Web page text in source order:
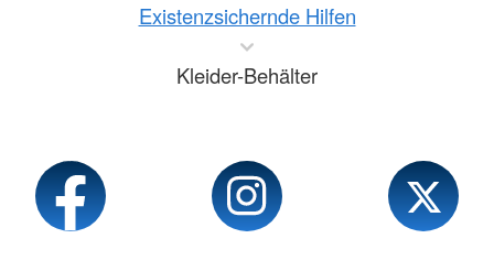
Existenzsichernde Hilfen
Kleider-Behälter